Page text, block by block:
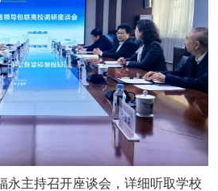
永主持召开座谈会，详细听取学校